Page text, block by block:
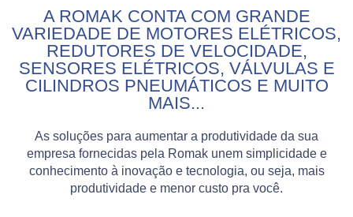
A ROMAK CONTA COM GRANDE
VARIEDADE DE MOTORES ELÉTRICOS,
REDUTORES DE VELOCIDADE,
SENSORES ELÉTRICOS, VÁLVULAS E
CILINDROS PNEUMÁTICOS E MUITO
MAIS...
As soluções para aumentar a produtividade da sua
empresa fornecidas pela Romak unem simplicidade e
conhecimento à inovação e tecnologia, ou seja, mais
produtividade e menor custo pra você.